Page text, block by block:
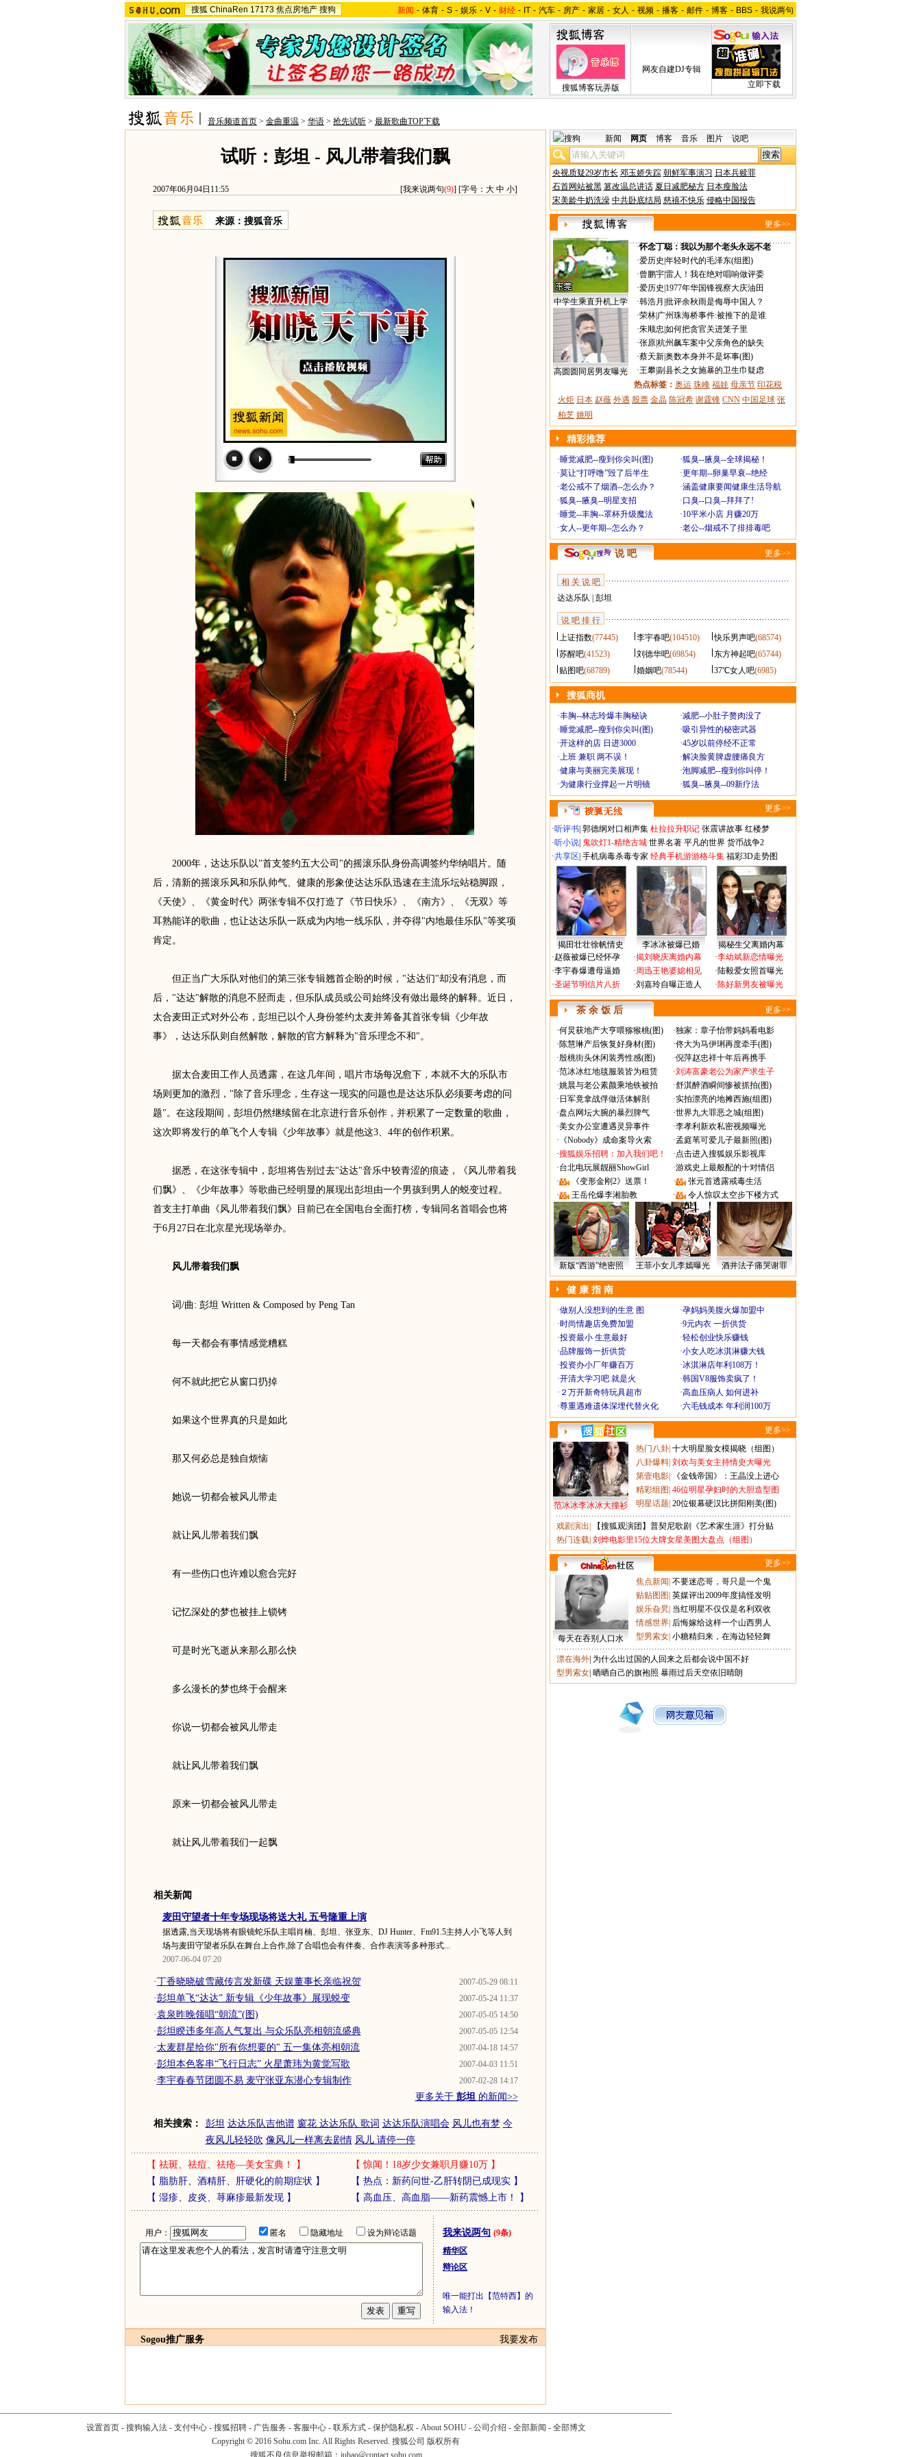
搜狐 ChinaRen 17173 焦点房地产 搜狗 新闻 - 体育 - S - 娱乐 - V - 财经 - IT - 汽车 - 房产 - 家居 - 女人 - 视频 - 播客 - 邮件 - 博客 - BBS - 我说两句
搜狐博客玩弄版
网友自建DJ专辑
立即下载
音乐频道首页 > 金曲重温 > 华语 > 抢先试听 > 最新歌曲TOP下载
试听：彭坦 - 风儿带着我们飘
2007年06月04日11:55 [我来说两句(9)] [字号： 大 中 小]
来源：搜狐音乐
2000年，达达乐队以"首支签约五大公司"的摇滚乐队身份高调签约华纳唱片。随
后，清新的摇滚乐风和乐队帅气、健康的形象使达达乐队迅速在主流乐坛站稳脚跟，
《天使》、《黄金时代》两张专辑不仅打造了《节日快乐》、《南方》、《无双》等
耳熟能详的歌曲，也让达达乐队一跃成为内地一线乐队，并夺得"内地最佳乐队"等奖项
肯定。
但正当广大乐队对他们的第三张专辑翘首企盼的时候，"达达们"却没有消息，而
后，"达达"解散的消息不胫而走，但乐队成员或公司始终没有做出最终的解释。近日，
太合麦田正式对外公布，彭坦已以个人身份签约太麦并筹备其首张专辑《少年故
事》，达达乐队则自然解散，解散的官方解释为"音乐理念不和"。
据太合麦田工作人员透露，在这几年间，唱片市场每况愈下，本就不大的乐队市
场则更加的激烈，"除了音乐理念，生存这一现实的问题也是达达乐队必须要考虑的问
题"。在这段期间，彭坦仍然继续留在北京进行音乐创作，并积累了一定数量的歌曲，
这次即将发行的单飞个人专辑《少年故事》就是他这3、4年的创作积累。
据悉，在这张专辑中，彭坦将告别过去"达达"音乐中较青涩的痕迹，《风儿带着我
们飘》、《少年故事》等歌曲已经明显的展现出彭坦由一个男孩到男人的蜕变过程。
首支主打单曲《风儿带着我们飘》目前已在全国电台全面打榜，专辑同名首唱会也将
于6月27日在北京星光现场举办。
风儿带着我们飘
词/曲: 彭坦 Written & Composed by Peng Tan
每一天都会有事情感觉糟糕
何不就此把它从窗口扔掉
如果这个世界真的只是如此
那又何必总是独自烦恼
她说一切都会被风儿带走
就让风儿带着我们飘
有一些伤口也许难以愈合完好
记忆深处的梦也被挂上锁铐
可是时光飞逝从来那么那么快
多么漫长的梦也终于会醒来
你说一切都会被风儿带走
就让风儿带着我们飘
原来一切都会被风儿带走
就让风儿带着我们一起飘
相关新闻
麦田守望者十年专场现场将送大礼 五号隆重上演
据透露,当天现场将有眼镜蛇乐队主唱肖楠、彭坦、张亚东、DJ Hunter、Fm91.5主持人小飞等人到
场与麦田守望者乐队在舞台上合作,除了合唱也会有伴奏、合作表演等多种形式...
2007-06-04 07:20
2007-05-29 08:11
·丁香晓晓破雪藏传言发新碟 天娱董事长亲临祝贺
2007-05-24 11:37
·彭坦单飞“达达” 新专辑《少年故事》展现蜕变
2007-05-05 14:50
·袁泉昨晚领唱“朝流”(图)
2007-05-05 12:54
·彭坦睽违多年高人气复出 与众乐队亮相朝流盛典
2007-04-18 14:57
· 太麦群星给你"所有你想要的" 五一集体亮相朝流
2007-04-03 11:51
·彭坦本色客串“飞行日志” 火星萧玮为黄觉写歌
2007-02-28 14:17
·李宇春春节团圆不易 麦守张亚东潜心专辑制作
更多关于 彭坦的新闻>>
相关搜索： 彭坦 达达乐队吉他谱 窗花 达达乐队 歌词 达达乐队演唱会 风儿也有梦 今
夜风儿轻轻吹 像风儿一样离去剧情 风儿 请停一停
【 祛斑、祛痘、祛疮—美女宝典！ 】 【惊闻！18岁少女兼职月赚10万】
【 脂肪肝、酒精肝、肝硬化的前期症状 】 【 热点：新药问世-乙肝转阴已成现实】
【 湿疹、皮炎、荨麻疹最新发现】 【 高血压、高血脂——新药震憾上市！ 】
用户： 匿名 隐藏地址 设为辩论话题 我来说两句 (9条)
精华区
辩论区
唯一能打出【范特西】的
输入法！
我要发布
Sogou推广服务
新闻 网页 博客 音乐 图片 说吧
央视质疑29岁市长 邓玉娇失踪 朝鲜军事演习 日本兵赎罪
石首网站被黑 篡改温总讲话 夏日减肥秘方 日本瘦脸法
宋美龄牛奶洗澡 中共卧底结局 慈禧不快乐 侵略中国报告
更多>>
中学生乘直升机上学
高圆圆同居男友曝光
·怀念丁聪：我以为那个老头永远不老
·爱历史 年轻时代的毛泽东(组图)
·曾鹏宇|雷人！我在绝对唱响做评委
·爱历史 1977年华国锋视察大庆油田
·韩浩月 批评余秋雨是侮辱中国人？
·荣林| 广州珠海桥事件:被推下的是谁
·朱顺忠 如何把贪官关进笼子里
·张原|杭州飙车案中父亲角色的缺失
·蔡天新|奥数本身并不是坏事(图)
·王攀|副县长之女施暴的卫生巾疑虑
热点标签： 奥运 珠峰 福娃 母亲节 印花税
火炬 日本 赵薇 外遇 股票 金晶 陈冠希 谢霆锋 CNN 中国足球 张
柏芝 姚明
精彩推荐
·睡觉减肥--瘦到你尖叫(图) ·狐臭--腋臭--全球揭秘！
·莫让“打呼噜”毁了后半生 ·更年期--卵巢早衰--绝经
·老公戒不了烟酒--怎么办？ ·涵盖健康要闻健康生活导航
·狐臭--腋臭--明星支招 ·口臭--口臭--拜拜了!
·睡觉--丰胸--罩杯升级魔法 ·10平米小店 月赚20万
·女人--更年期--怎么办？ ·老公--烟戒不了排排毒吧
说 吧 更多>>
相 关 说 吧
达达乐队
彭坦
说 吧 排 行
上证指数(77445) 李宇春吧(104510) 快乐男声吧(68574)
苏醒吧(41523) 刘德华吧(69854) 东方神起吧(65744)
贴图吧(68789) 婚姻吧(78544) 37℃女人吧(6985)
搜狐商机
·丰胸--林志玲爆丰胸秘诀 ·减肥--小肚子赘肉没了
·睡觉减肥--瘦到你尖叫(图) ·吸引异性的秘密武器
·开这样的店 日进3000 ·45岁以前停经不正常
·上班 兼职 两不误！ ·解决脸黄脾虚腰痛良方
·健康与美丽完美展现！ ·泡脚减肥--瘦到你叫停！
·为健康行业撑起一片明镜 ·狐臭--腋臭--09新疗法
更多>>
·听评书 郭德纲对口相声集 杜拉拉升职记 张震讲故事 红楼梦
·听小说 鬼吹灯1-精绝古城 世界名著 平凡的世界 货币战争2
·共享区 手机病毒杀毒专家 经典手机游游格斗集 福彩3D走势图
揭田壮壮徐帆情史 李冰冰被爆已婚
揭秘生父离婚内幕
·赵薇被爆已经怀孕
·李宇春爆遭母逼婚
·圣诞节明信片八折
·揭刘晓庆离婚内幕
·周迅王艳婆媳相见
·刘嘉玲自曝正造人
·李幼斌新恋情曝光
·陆毅爱女照首曝光
·陈好新男友被曝光
茶 余 饭 后 更多>>
·何炅获地产大亨喂猕猴桃(图) ·独家：章子怡带妈妈看电影
·陈慧琳产后恢复好身材(图) ·佟大为马伊琍再度牵手(图)
·殷桃街头休闲装秀性感(图) ·倪萍赵忠祥十年后再携手
·范冰冰红地毯服装皆为租赁 ·刘涛富豪老公为家产求生子
·姚晨与老公素颜乘地铁被拍 ·舒淇醉酒瞬间惨被抓拍(图)
· 日军竟拿战俘做活体解剖 ·实拍漂亮的地摊西施(组图)
·盘点网坛大腕的暴烈脾气 ·世界九大罪恶之城(组图)
·美女办公室遭遇灵异事件 ·李孝利新欢私密视频曝光
· 《Nobody》成命案导火索 ·孟庭苇可爱儿子最新照(图)
·搜狐娱乐招聘：加入我们吧！ ·点击进入搜狐娱乐影视库
·台北电玩展靓丽ShowGirl ·游戏史上最般配的十对情侣
·
《变形金刚2》送票！ ·
张元首透露戒毒生活
·
王岳伦爆李湘胎教 · 令人惊叹太空步下楼方式
新版“西游”绝密照 王菲小女儿李嫣曝光 酒井法子痛哭谢罪
健 康 指 南
·做别人没想到的生意 图 ·孕妈妈美腹火爆加盟中
·时尚情趣店免费加盟 ·9元内衣 一折供货
·投资最小 生意最好 ·轻松创业快乐赚钱
·品牌服饰一折供货 ·小女人吃冰淇淋赚大钱
·投资办小厂年赚百万 ·冰淇淋店年利108万！
·开清大学习吧 就是火 ·韩国V8服饰卖疯了！
· ２万开新奇特玩具超市 ·高血压病人 如何进补
·尊重遇难遗体深埋代替火化 ·六毛钱成本 年利润100万
更多>>
范冰冰李冰冰大撞衫
热门八卦 十大明星脸女模揭晓（组图）
八卦爆料 刘欢与美女主持情史大曝光
第壹电影
《金钱帝国》：王晶没上进心
精彩组图 46位明星孕妇时的大胆造型图
明星话题 20位银幕硬汉比拼阳刚美(图)
戏剧演出
【搜狐观演团】普契尼歌剧《艺术家生涯》打分贴
热门连载 刘烨电影里15位大牌女星美图大盘点（组图）
更多>>
每天在吞别人口水
焦点新闻 不要迷恋哥，哥只是一个鬼
贴贴图图 英媒评出2009年度搞怪发明
娱乐旮旯 当红明星不仅仅是名利双收
情感世界 后悔嫁给这样一个山西男人
型男索女 小糖精归来，在海边轻轻舞
漂在海外 为什么出过国的人回来之后都会说中国不好
型男索女 晒晒自己的旗袍照 暴雨过后天空依旧晴朗
设置首页- 搜狗输入法- 支付中心- 搜狐招聘- 广告服务 - 客服中心- 联系方式- 保护隐私权 - About SOHU- 公司介绍 - 全部新闻 - 全部博文
Copyright © 2016 Sohu.com Inc. All Rights Reserved. 搜狐公司 版权所有
搜狐不良信息举报邮箱： jubao@contact.sohu.com